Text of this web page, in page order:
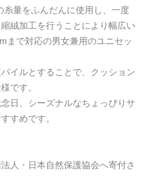
糸量をふんだんに使用し、一度
絨加工を行うことにより幅広い
まで対応の男女兼用のユニセッ
イルとすることで、クッション
です。
日、シーズナルなちょっぴりサ
すめです。
人・日本自然保護協会へ寄付さ